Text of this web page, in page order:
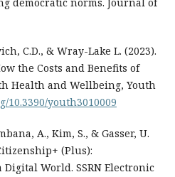
C.D., & Wray-Lake L. (2023).
the Costs and Benefits of
Health and Wellbeing, Youth
10.3390/youth3010009
A., Kim, S., & Gasser, U.
(Plus):
World. SSRN Electronic